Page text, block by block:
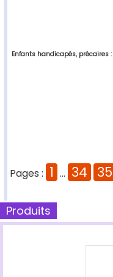
Enfants handicapés, précaires
Pages : 1 ... 34 35
Produits